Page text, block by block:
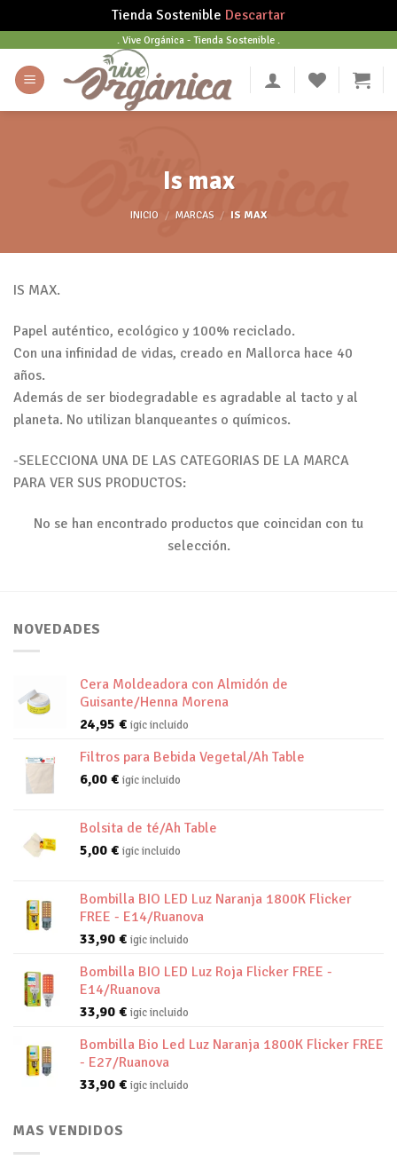
Tienda Sostenible Descartar
content
. Vive Orgánica - Tienda Sostenible .
Is max
INICIO / MARCAS / IS MAX
IS MAX.
Papel auténtico, ecológico y 100% reciclado.
Con una infinidad de vidas, creado en Mallorca hace 40
años.
Además de ser biodegradable es agradable al tacto y al
planeta. No utilizan blanqueantes o químicos.
-SELECCIONA UNA DE LAS CATEGORIAS DE LA MARCA
PARA VER SUS PRODUCTOS:
No se han encontrado productos que coincidan con tu
selección.
NOVEDADES
Cera Moldeadora con Almidón de
Guisante/Henna Morena
24,95 € igic incluido
Filtros para Bebida Vegetal/Ah Table
6,00 € igic incluido
Bolsita de té/Ah Table
5,00 € igic incluido
Bombilla BIO LED Luz Naranja 1800K Flicker
FREE - E14/Ruanova
33,90 € igic incluido
Bombilla BIO LED Luz Roja Flicker FREE -
E14/Ruanova
33,90 € igic incluido
Bombilla Bio Led Luz Naranja 1800K Flicker FREE
- E27/Ruanova
33,90 € igic incluido
MAS VENDIDOS